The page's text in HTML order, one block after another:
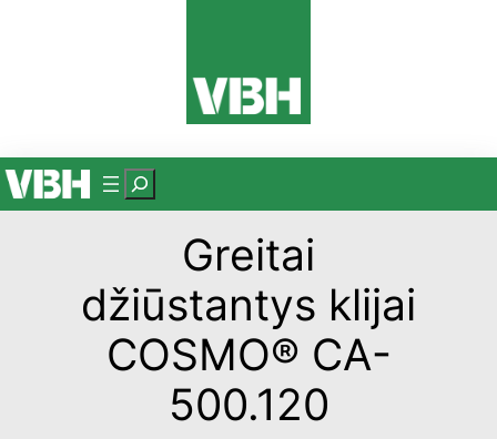
P
a
š
a
Greitai
džiūstantys klijai
COSMO® CA-
500.120